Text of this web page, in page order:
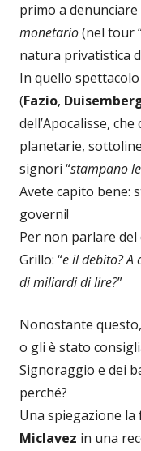
primo a
monetario(nel tour
natura privatistica
In quello
(Fazio,
dell’Apocalisse,
planetarie,
signori “stampano
Avete capito bene:
governi!
Per non parlare
Grillo: “e il debito? A
di miliardi di lire?”
Nonostante
o gli è stato
Signoraggio e dei
perché?
Una spiegazione
Miclavez in una